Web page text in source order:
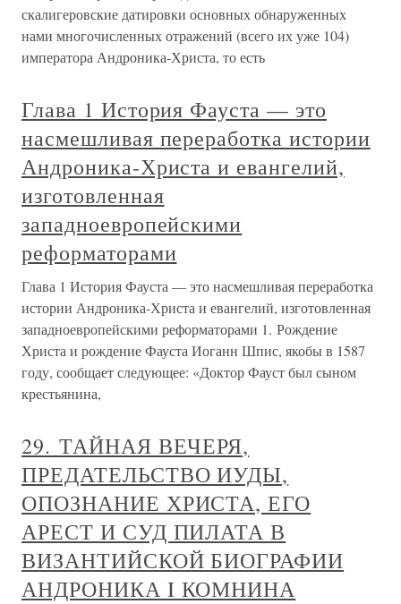
скалигеровские датировки основных обнаруженных
нами многочисленных отражений (всего их уже 104)
императора Андроника-Христа, то есть
Глава 1 История Фауста — это
насмешливая переработка истории
Андроника-Христа и евангелий,
изготовленная
западноевропейскими
реформаторами
Глава 1 История Фауста — это насмешливая переработка
истории Андроника-Христа и евангелий, изготовленная
западноевропейскими реформаторами 1. Рождение
Христа и рождение Фауста Иоганн Шпис, якобы в 1587
году, сообщает следующее: «Доктор Фауст был сыном
крестьянина,
29. ТАЙНАЯ ВЕЧЕРЯ,
ПРЕДАТЕЛЬСТВО ИУДЫ,
ОПОЗНАНИЕ ХРИСТА, ЕГО
АРЕСТ И СУД ПИЛАТА В
ВИЗАНТИЙСКОЙ БИОГРАФИИ
АНДРОНИКА I КОМНИНА